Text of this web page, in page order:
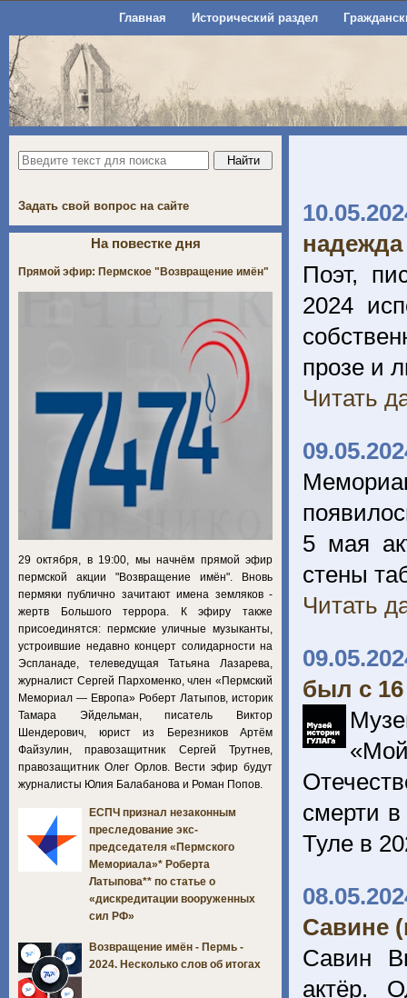
Главная Исторический раздел
надежда
Поэт,
2024
прозе и
Читать
5 мая
стены
Читать
был с
смерти
Туле в
Савине
Савин
актёр.
Задать свой вопрос на сайте
На повестке дня
Прямой эфир: Пермское "Возвращение имён"
29 октября, в 19:00, мы начнём прямой эфир
пермской акции "Возвращение имён". Вновь
пермяки публично зачитают имена земляков -
жертв Большого террора. К эфиру также
присоединятся: пермские уличные музыканты,
устроившие недавно концерт солидарности на
Эспланаде, телеведущая Татьяна Лазарева,
журналист Сергей Пархоменко, член «Пермский
Мемориал — Европа» Роберт Латыпов, историк
Тамара Эйдельман, писатель Виктор
Шендерович, юрист из Березников Артём
Файзулин, правозащитник Сергей Трутнев,
правозащитник Олег Орлов. Вести эфир будут
журналисты Юлия Балабанова и Роман Попов.
ЕСПЧ признал незаконным
преследование экс-
председателя «Пермского
Мемориала»* Роберта
Латыпова** по статье о
«дискредитации вооруженных
сил РФ»
Возвращение имён - Пермь -
2024. Несколько слов об итогах